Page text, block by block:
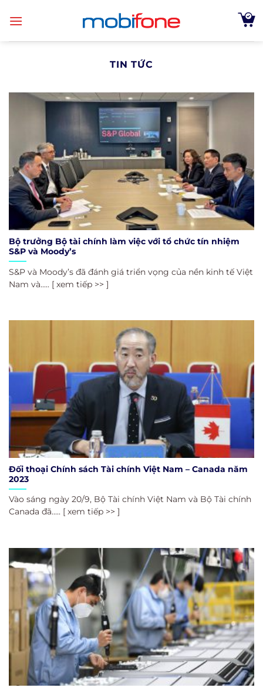
TIN TỨC
Bộ trưởng Bộ tài chính làm việc với tổ chức tín nhiệm
S&P và Moody’s
S&P và Moody’s đã đánh giá triển vọng của nền kinh tế Việt
Nam và..... [ xem tiếp >> ]
Đối thoại Chính sách Tài chính Việt Nam – Canada năm
2023
Vào sáng ngày 20/9, Bộ Tài chính Việt Nam và Bộ Tài chính
Canada đã..... [ xem tiếp >> ]